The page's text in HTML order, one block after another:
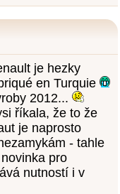
je hezky
en Turquie
2012...
říkala, že to že
je naprosto
- tahle
pro
nutností i v